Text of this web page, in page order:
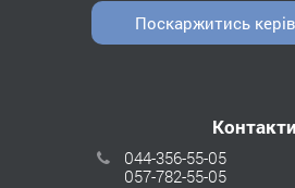
Поскаржитись
Контакти
044-356-55-05
057-782-55-05